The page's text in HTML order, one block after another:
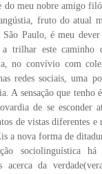
do meu nobre amigo filó
ústia, fruto do atual
São Paulo,é meu
trilhar este caminho
no convívio com
redes sociais, uma
A sensação que tenho é
de se esconder
de vistas diferentes e
a nova forma de
ção sociolinguística há
acerca da